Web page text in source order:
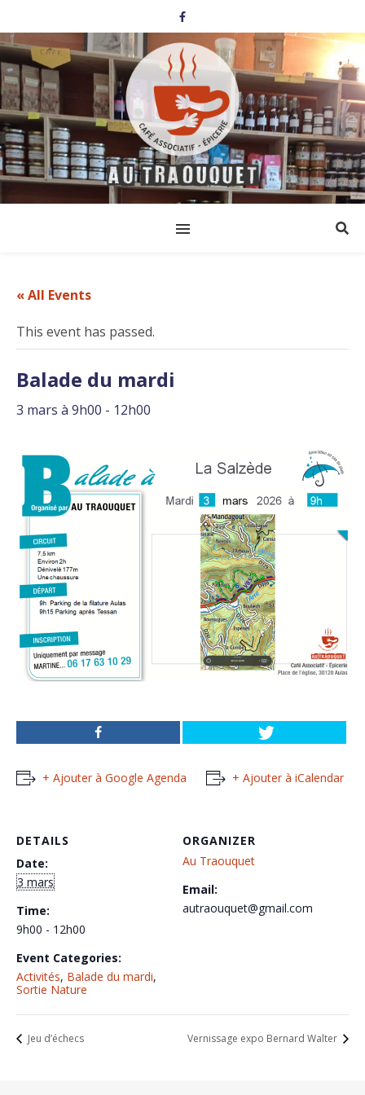
« All Events
This event has passed.
Balade du mardi
3 mars à 9h00 - 12h00
+ Ajouter à Google Agenda + Ajouter à iCalendar
DETAILS
Date:
3 mars
Time:
9h00 - 12h00
Event Categories:
Activités, Balade du mardi,
Sortie Nature
ORGANIZER
Au Traouquet
Email:
autraouquet@gmail.com
Jeu d’échecs Vernissage expo Bernard Walter